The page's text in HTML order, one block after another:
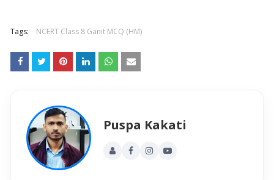
Tags: NCERT Class 8 Ganit MCQ (HM)
Puspa Kakati